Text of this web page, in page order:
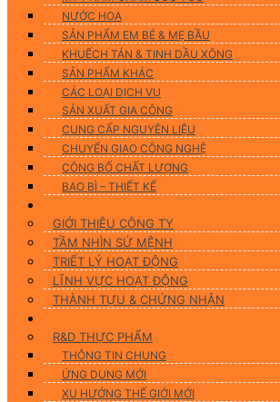
NƯỚC HOA
SẢN PHẨM EM BÉ & MẸ BẦU
KHUẾCH TÁN & TINH DẦU XÔNG
SẢN PHẨM KHÁC
CÁC LOẠI DỊCH VỤ
SẢN XUẤT GIA CÔNG
CUNG CẤP NGUYÊN LIỆU
CHUYỂN GIAO CÔNG NGHỆ
CÔNG BỐ CHẤT LƯỢNG
BAO BÌ – THIẾT KẾ
GIỚI THIỆU CÔNG TY
TẦM NHÌN SỨ MỆNH
TRIẾT LÝ HOẠT ĐỘNG
LĨNH VỰC HOẠT ĐỘNG
THÀNH TỰU & CHỨNG NHẬN
R&D THỰC PHẨM
THÔNG TIN CHUNG
ỨNG DUNG MỚI
XU HƯỚNG THẾ GIỚI MỚI